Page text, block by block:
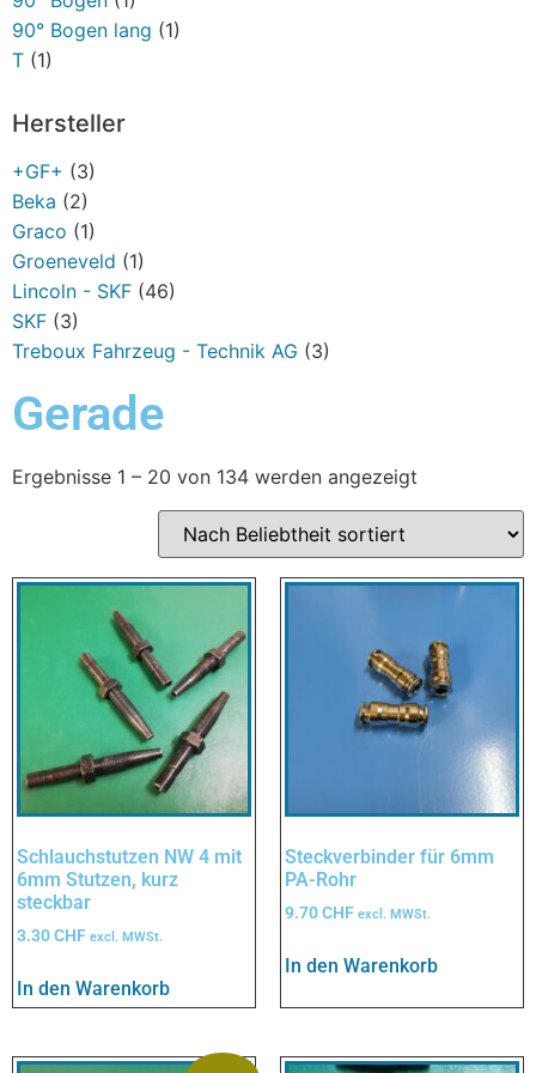
90° Bogen lang (1)
T (1)
Hersteller
+GF+ (3)
Beka (2)
Graco (1)
Groeneveld (1)
Lincoln - SKF (46)
SKF (3)
Treboux Fahrzeug - Technik AG (3)
Gerade
Ergebnisse 1 – 20 von 134 werden angezeigt
Schlauchstutzen NW 4 mit
6mm Stutzen, kurz
steckbar
3.30CHF excl. MWSt.
In den Warenkorb
Steckverbinder für 6mm
PA-Rohr
9.70CHF excl. MWSt.
In den Warenkorb